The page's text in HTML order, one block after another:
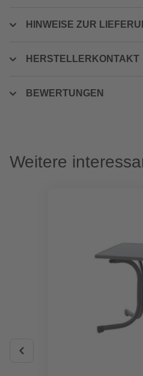
HINWEISE ZUR
HERSTELLERKONTAKT
BEWERTUNGEN
Weitere